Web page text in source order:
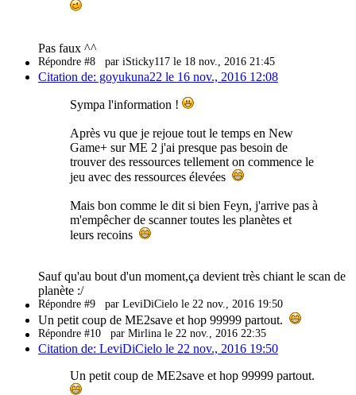
Pas faux ^^
Répondre #8 par iSticky117 le 18 nov., 2016 21:45
Citation de: goyukuna22 le 16 nov., 2016 12:08
Sympa l'information !
Après vu que je rejoue tout le temps en New
Game+ sur ME 2 j'ai presque pas besoin de
trouver des ressources tellement on commence le
jeu avec des ressources élevées
Mais bon comme le dit si bien Feyn, j'arrive pas à
m'empêcher de scanner toutes les planètes et
leurs recoins
Sauf qu'au bout d'un moment,ça devient très chiant le scan de
planète :/
Répondre #9 par LeviDiCielo le 22 nov., 2016 19:50
Un petit coup de ME2save et hop 99999 partout.
Répondre #10 par Mirlina le 22 nov., 2016 22:35
Citation de: LeviDiCielo le 22 nov., 2016 19:50
Un petit coup de ME2save et hop 99999 partout.